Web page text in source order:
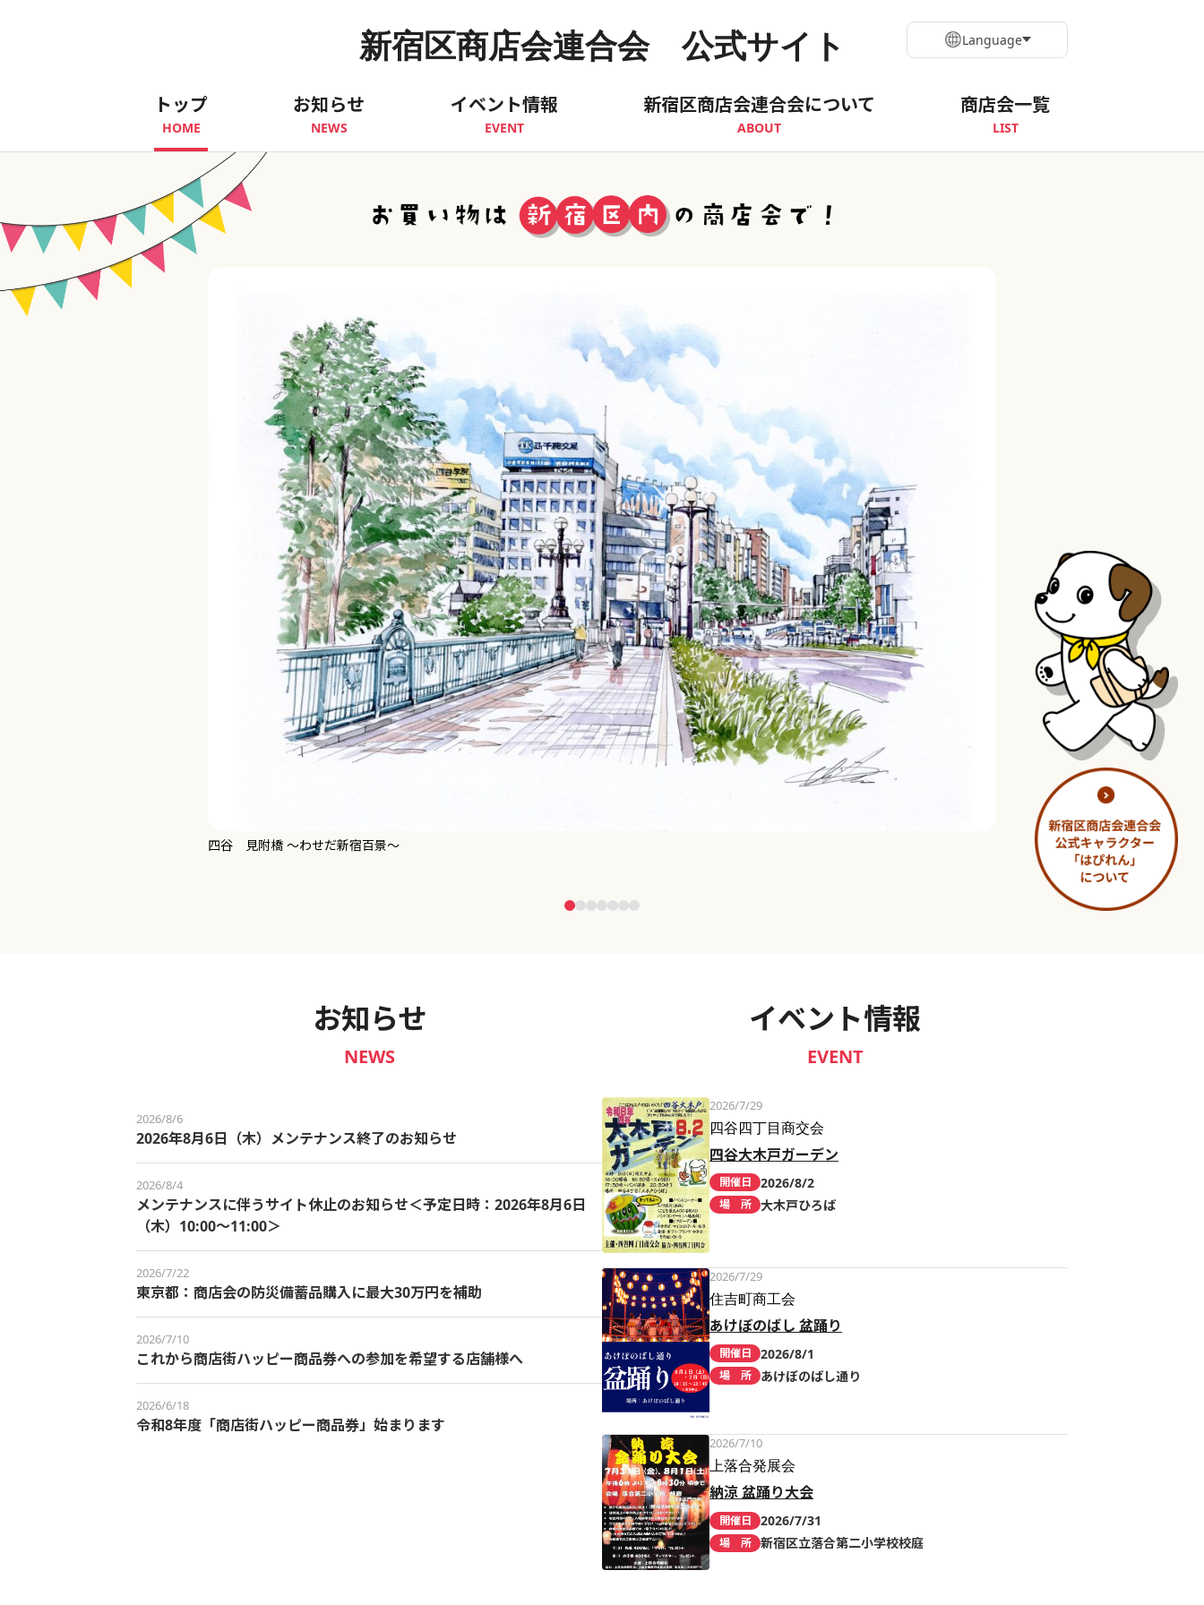
新宿区商店会連合会 公式サイト
トップ
HOME
お知らせ
NEWS
イベント情報
EVENT
新宿区商店会連合会について
ABOUT
商店会一覧
LIST
Language
淀橋市場 ～わせだ新宿百景～
お知らせ
NEWS
2026/8/6
2026年8月6日（木）メンテナンス終了のお知らせ
2026/8/4
メンテナンスに伴うサイト休止のお知らせ＜予定日時：2026年8月6日
（木）10:00～11:00＞
2026/7/22
東京都：商店会の防災備蓄品購入に最大30万円を補助
2026/7/10
これから商店街ハッピー商品券への参加を希望する店舗様へ
2026/6/18
令和8年度「商店街ハッピー商品券」始まります
イベント情報
EVENT
2026/7/29
四谷四丁目商交会
四谷大木戸ガーデン
開催日 2026/8/2
場 所 大木戸ひろば
2026/7/29
住吉町商工会
あけぼのばし 盆踊り
開催日 2026/8/1
場 所 あけぼのばし通り
2026/7/10
上落合発展会
納涼 盆踊り大会
開催日 2026/7/31
場 所 新宿区立落合第二小学校校庭